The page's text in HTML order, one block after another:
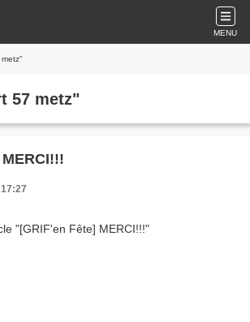
MENU
57 metz"